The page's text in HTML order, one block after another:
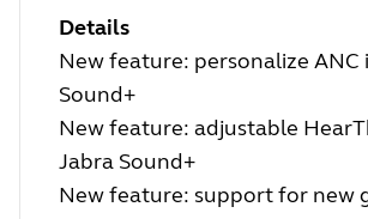
Details
New feature: personalize ANC
Sound+
New feature: adjustable
Jabra Sound+
New feature: support for new